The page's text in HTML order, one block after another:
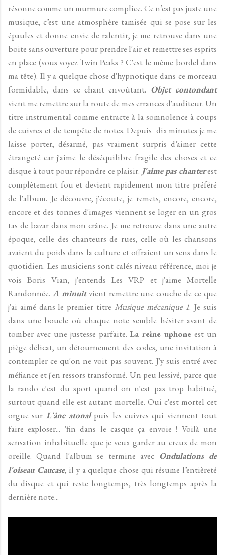
résonne comme un murmure complice. Ce n’est pas juste une
musique, c’est une atmosphère tamisée qui se pose sur les
épaules et donne envie de ralentir, je me retrouve dans une
boite sans ouverture pour prendre l'air et remettre ses esprits
en place (vous voyez Twin Peaks ? C'est le même bordel dans
ma tête). Il y a quelque chose d'hypnotique dans ce morceau
formidable, dans ce chant envoûtant. Objet contondant
vient me remettre sur la route de mes errances d'auditeur. Un
titre instrumental comme entracte à la somnolence à coups
de cuivres et de tempête de notes. Depuis dix minutes je me
laisse porter, désarmé, pas vraiment surpris d’aimer cette
étrangeté car j'aime le déséquilibre fragile des choses et ce
disque à tout pour répondre ce plaisir. J'aime pas chanterest
complètement fou et devient rapidement mon titre préféré
de l'album. Je découvre, j'écoute, je remets, encore, encore,
encore et des tonnes d'images viennent se loger en un gros
tas de bazar dans mon crâne. Je me retrouve dans une autre
époque, celle des chanteurs de rues, celle où les chansons
avaient du poids dans la culture et offraient un sens dans le
quotidien. Les musiciens sont calés niveau référence, moi je
vois Boris Vian, j'entends Les VRP et j'aime Mortelle
Randonnée. A minuitvient remettre une couche de ce que
j'ai aimé dans le premier titre Musique mécanique 1. Je suis
dans une boucle où chaque note semble hésiter avant de
tomber avec une justesse parfaite.La reine uphone est un
piège délicat, un détournement des codes, une invitation à
contempler ce qu'on ne voit pas souvent. J'y suis entré avec
méfiance et j'en ressors transformé. Un peu lessivé, parce que
la rando c'est du sport quand on n'est pas trop habitué,
surtout quand elle est autant mortelle. Oui c'est mortel cet
orgue sur L'âne atonalpuis les cuivres qui viennent tout
faire exploser... 'fin dans le casque ça envoie ! Voilà une
sensation inhabituelle que je veux garder au creux de mon
oreille. Quand l'album se termine avec Ondulations de
l'oiseau Caucase, il y a quelque chose qui résume l’entièreté
du disque et qui reste longtemps, très longtemps après la
dernière note...